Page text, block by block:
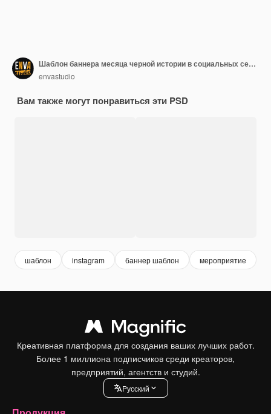
Шаблон баннера месяца черной истории в социальных сетях
envastudio
Вам также могут понравиться эти PSD
шаблон instagram баннер шаблон мероприятие
Креативная платформа для создания ваших лучших работ.
Более 1 миллиона подписчиков среди креаторов,
предприятий, агентств и студий.
Pусский